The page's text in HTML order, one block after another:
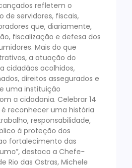
refletem o
de servidores, fiscais,
que, diariamente,
fiscalização e defesa dos
Mais do que
a atuação do
cidadãos acolhidos,
direitos assegurados e
uma instituição
a cidadania. Celebrar 14
reconhecer uma história
responsabilidade,
à proteção dos
fortalecimento das
destaca a Chefe-
Rio das Ostras, Michele